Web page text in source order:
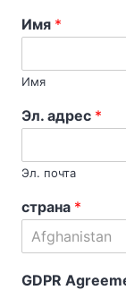
Имя *
Имя
Эл. адрес *
Эл. почта
страна *
Afghanistan
GDPR